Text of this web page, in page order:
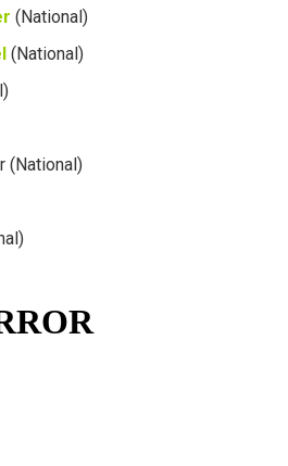
(National)
(National)
(National)